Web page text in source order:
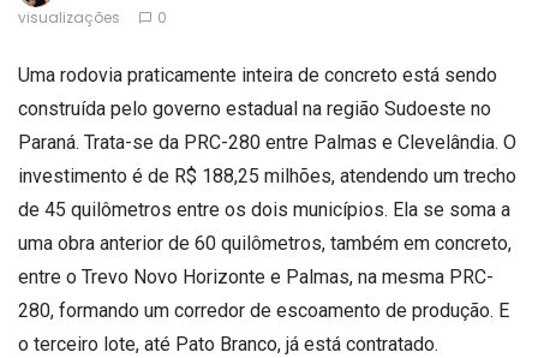
visualizações
0
Uma rodovia praticamente inteira de concreto está sendo
construída pelo governo estadual na região Sudoeste no
Paraná. Trata-se da PRC-280 entre Palmas e Clevelândia. O
investimento é de R$ 188,25 milhões, atendendo um trecho
de 45 quilômetros entre os dois municípios. Ela se soma a
uma obra anterior de 60 quilômetros, também em concreto,
entre o Trevo Novo Horizonte e Palmas, na mesma PRC-
280, formando um corredor de escoamento de produção. E
o terceiro lote, até Pato Branco, já está contratado.